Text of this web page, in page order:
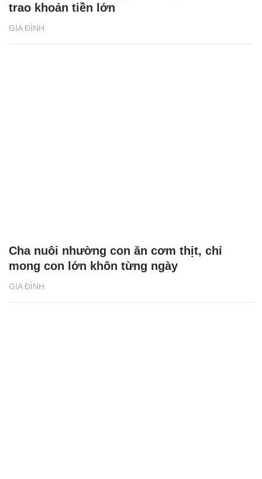
GIA ĐÌNH
trao khoản tiền lớn
GIA ĐÌNH
Cha nuôi nhường con ăn cơm thịt, chỉ
mong con lớn khôn từng ngày